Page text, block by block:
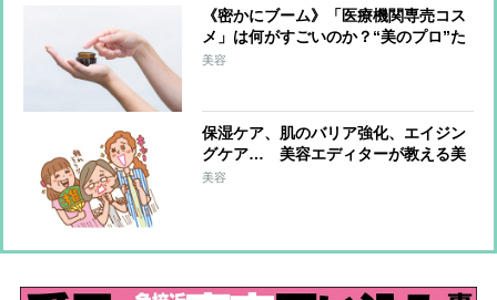
《密かにブーム》「医療機関専売コス
メ」は何がすごいのか？“美のプロ”た
ちが選んだ逸品とその理由
美容
保湿ケア、肌のバリア強化、エイジン
グケア… 美容エディターが教える美
肌にマストな「美容成分」は？
美容